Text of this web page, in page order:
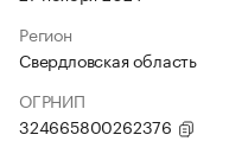
Регион
Свердловская область
ОГРНИП
324665800262376